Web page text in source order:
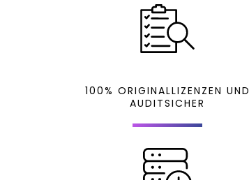
100% ORIGINALLIZENZEN UND
AUDITSICHER